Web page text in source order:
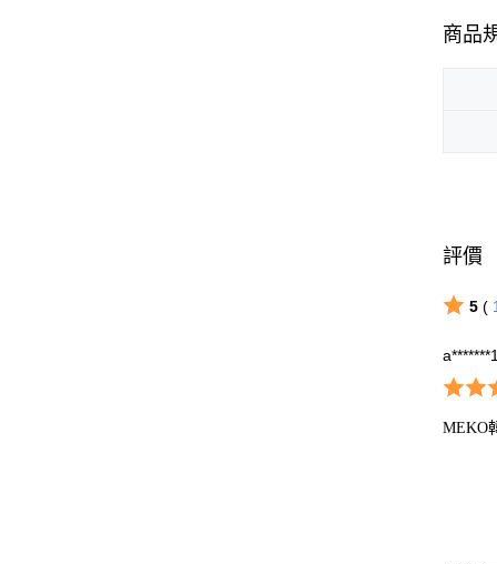
商品
評價
5(
MEKO